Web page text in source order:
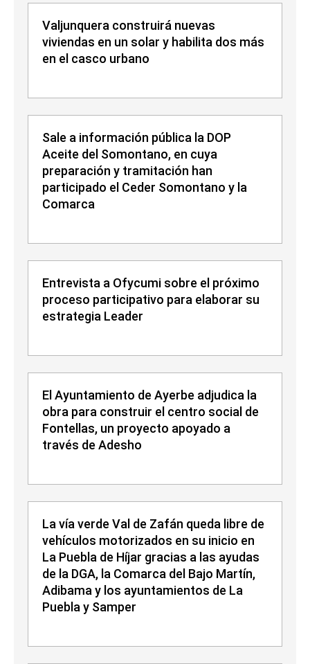
Valjunquera construirá nuevas
viviendas en un solar y habilita dos más
en el casco urbano
Sale a información pública la DOP
Aceite del Somontano, en cuya
preparación y tramitación han
participado el Ceder Somontano y la
Comarca
Entrevista a Ofycumi sobre el próximo
proceso participativo para elaborar su
estrategia Leader
El Ayuntamiento de Ayerbe adjudica la
obra para construir el centro social de
Fontellas, un proyecto apoyado a
través de Adesho
La vía verde Val de Zafán queda libre de
vehículos motorizados en su inicio en
La Puebla de Híjar gracias a las ayudas
de la DGA, la Comarca del Bajo Martín,
Adibama y los ayuntamientos de La
Puebla y Samper